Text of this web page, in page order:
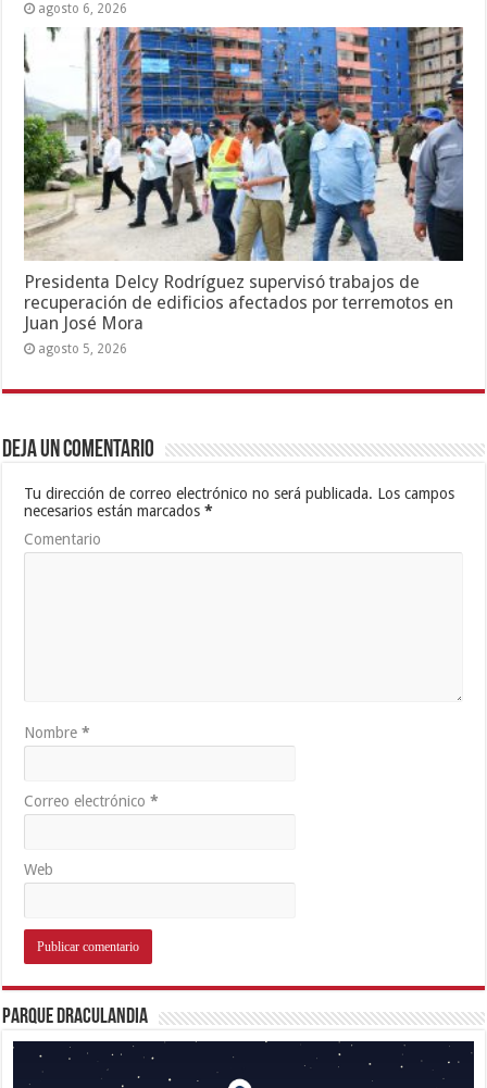
agosto 6, 2026
Presidenta Delcy Rodríguez supervisó trabajos de
recuperación de edificios afectados por terremotos en
Juan José Mora
agosto 5, 2026
Deja un comentario
Tu dirección de correo electrónico no será publicada. Los campos
necesarios están marcados*
Comentario
Nombre*
Correo electrónico*
Web
Parque Draculandia